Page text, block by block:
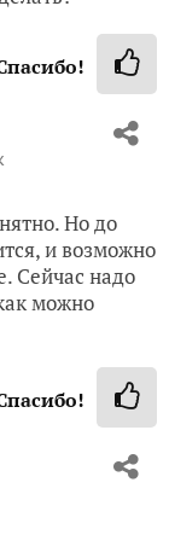
Но до
и возможно
Сейчас надо
можно